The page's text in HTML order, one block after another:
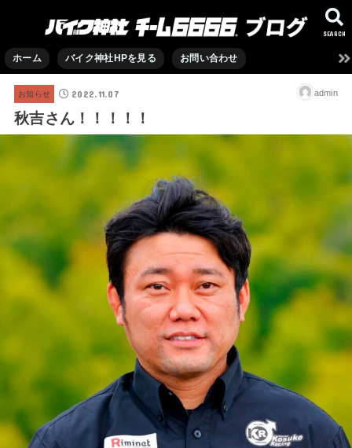
SEARCH
ホーム バイク神社HPを見る お問い合わせ
お知らせ 2022.11.07 admin
秋吉さん！！！！！